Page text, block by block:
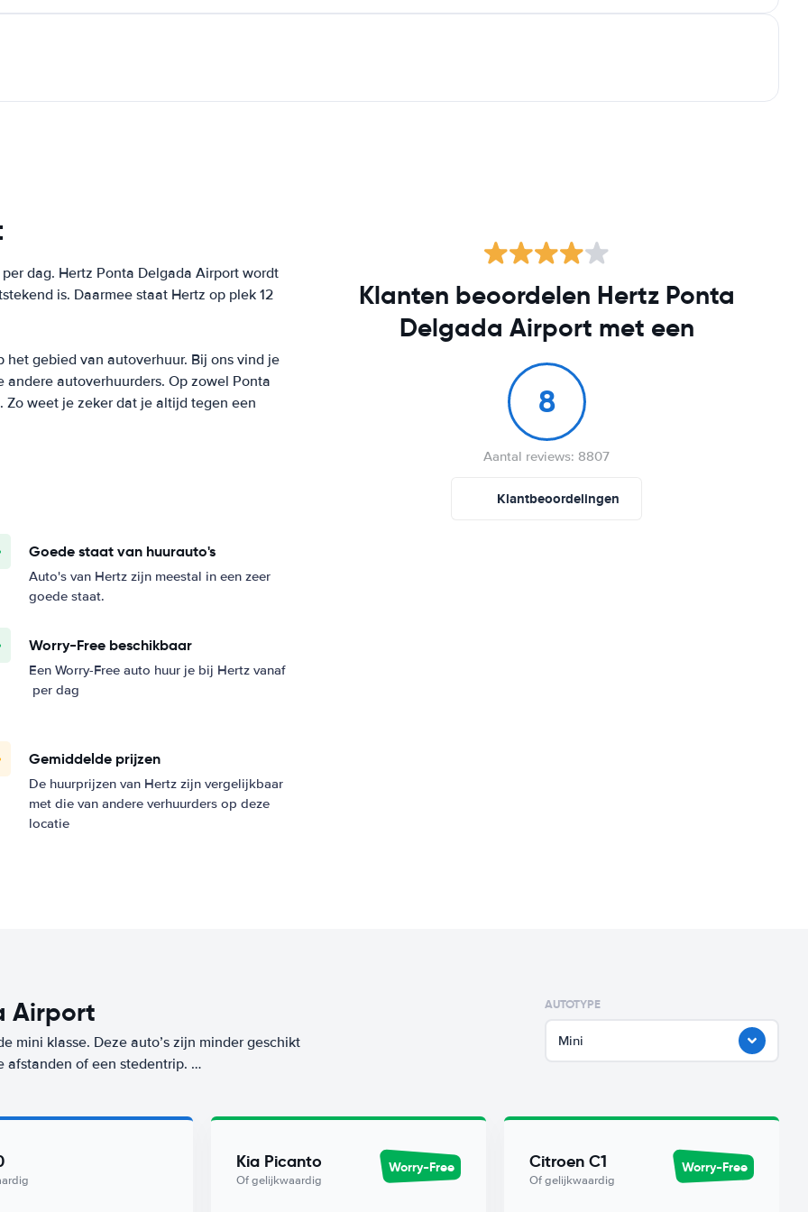
per dag. Hertz Ponta Delgada Airport wordt
is. Daarmee staat Hertz op plek 12
gebied van autoverhuur. Bij ons vind je
autoverhuurders. Op zowel Ponta
weet je zeker dat je altijd tegen een
Goede staat van huurauto's
Auto's van Hertz zijn meestal in een zeer
goede staat.
Worry-Free beschikbaar
Een Worry-Free auto huur je bij Hertz vanaf
per dag
Gemiddelde prijzen
De huurprijzen van Hertz zijn vergelijkbaar
met die van andere verhuurders op deze
locatie
Klanten beoordelen Hertz Ponta
Delgada Airport met een
8
Aantal reviews: 8807
Klantbeoordelingen
Airport
mini klasse. Deze auto’s zijn minder geschikt
afstanden of een stedentrip.
ons Worry-Free label. De goedkoopste
bij Hertz.
AUTOTYPE
Mini
Kia Picanto
Of gelijkwaardig
Worry-Free Citroen C1
Of gelijkwaardig
Worry-Free